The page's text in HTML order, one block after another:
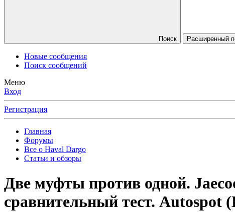
Поиск Расширенный
Новые сообщения
Поиск сообщений
Меню
Вход
Регистрация
Главная
Форумы
Все о Haval Dargo
Статьи и обзоры
Две муфты против одной.
сравнительный тест. Autospot